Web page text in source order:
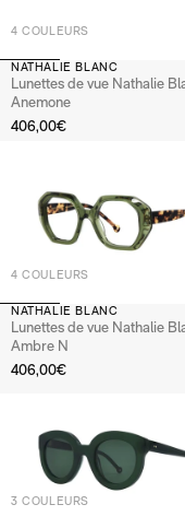
4 COULEURS
NATHALIE BLANC
Lunettes de vue Nathalie
Anemone
406,00€
4 COULEURS
NATHALIE BLANC
Lunettes de vue Nathalie
Ambre N
406,00€
3 COULEURS